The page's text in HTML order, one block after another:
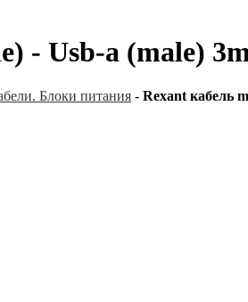
- Usb-a (male)
Блоки питания - Rexant кабель